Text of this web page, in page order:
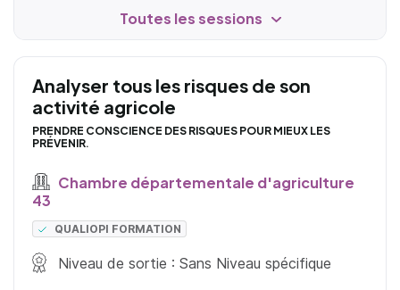
Toutes les sessions
Analyser tous les risques de son
activité agricole
PRENDRE CONSCIENCE DES RISQUES POUR MIEUX LES
PRÉVENIR.
Chambre départementale d'agriculture
43
QUALIOPI FORMATION
Niveau de sortie : Sans Niveau spécifique